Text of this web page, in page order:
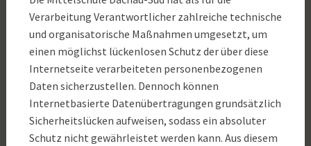
Verarbeitung Verantwortlicher zahlreiche technische
und organisatorische Maßnahmen umgesetzt, um
einen möglichst lückenlosen Schutz der über diese
Internetseite verarbeiteten personenbezogenen
Daten sicherzustellen. Dennoch können
Internetbasierte Datenübertragungen grundsätzlich
Sicherheitslücken aufweisen, sodass ein absoluter
Schutz nicht gewährleistet werden kann. Aus diesem